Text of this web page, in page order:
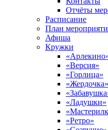
Отчёты
Расписание
План
Афиша
Кружки
«Версия»
«Горлица»
«Жердочка»
«Ладушки»
«Ретро»